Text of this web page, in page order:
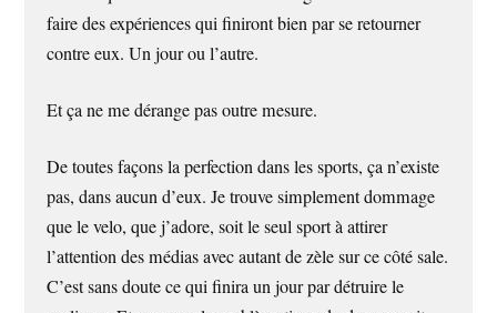
faire des expériences qui finiront bien par se retourner
contre eux. Un jour ou l’autre.
Et ça ne me dérange pas outre mesure.
De toutes façons la perfection dans les sports, ça n’existe
pas, dans aucun d’eux. Je trouve simplement dommage
que le velo, que j’adore, soit le seul sport à attirer
l’attention des médias avec autant de zèle sur ce côté sale.
C’est sans doute ce qui finira un jour par détruire le